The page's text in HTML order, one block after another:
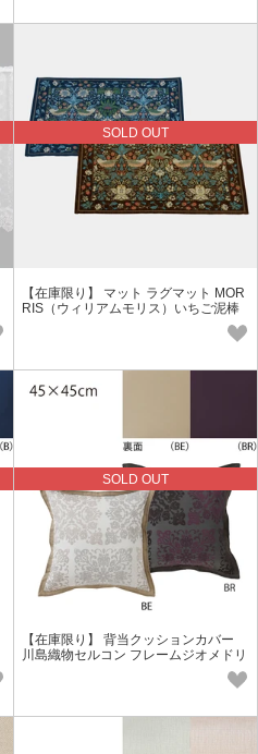
SOLD OUT
【在庫限り】 マット ラグマット MOR
RIS（ウィリアムモリス）いちご泥棒
SOLD OUT
【在庫限り】 背当クッションカバー
川島織物セルコン フレームジオメドリ